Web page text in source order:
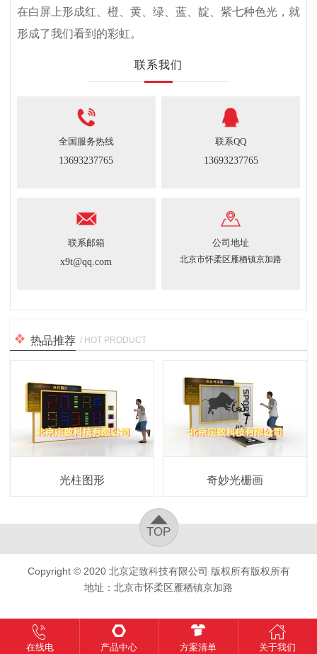
在白屏上形成红、橙、黄、绿、蓝、靛、紫七种色光，就
形成了我们看到的彩虹。
联系我们
全国服务热线
13693237765
联系QQ
13693237765
联系邮箱
x9t@qq.com
公司地址
北京市怀柔区雁栖镇京加路
热品推荐 / HOT PRODUCT
光柱图形 奇妙光栅画
TOP
Copyright © 2020 北京定致科技有限公司 版权所有版权所有
地址：北京市怀柔区雁栖镇京加路
在线电 产品中心 方案清单 关于我们